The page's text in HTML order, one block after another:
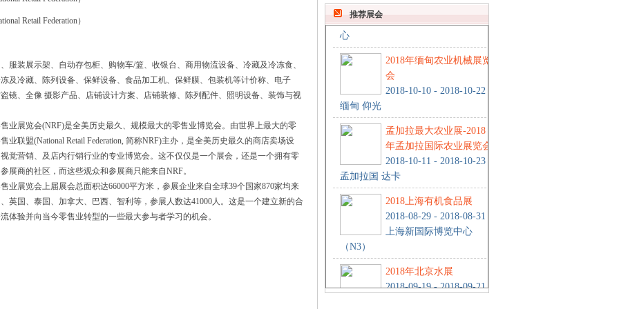
Retail Federation）
展示架、自动存包柜、购物车/篮、收银台、商用物流设备、冷藏及冷冻食、
及冷藏、陈列设备、保鲜设备、食品加工机、保鲜膜、包装机等计价称、电子
镜、全像 摄影产品、店铺设计方案、店铺装修、陈列配件、照明设备、装饰与视
展览会(NRF)是全美历史最久、规模最大的零售业博览会。由世界上最大的零
业联盟(National Retail Federation, 简称NRF)主办，是全美历史最久的商店卖场设
觉营销、及店内行销行业的专业博览会。这不仅仅是一个展会，还是一个拥有零
展商的社区，而这些观众和参展商只能来自NRF。
览会上届展会总面积达66000平方米，参展企业来自全球39个国家870家均来
英国、泰国、加拿大、巴西、智利等，参展人数达41000人。这是一个建立新的合
体验并向当今零售业转型的一些最大参与者学习的机会。
推荐展会
阿尔及利亚， 阿尔及尔国际展览中
心
2018年缅甸农业机械展览
会
2018-10-10 - 2018-10-22
缅甸 仰光
孟加拉最大农业展-2018
年孟加拉国际农业展览会
2018-10-11 - 2018-10-23
孟加拉国 达卡
2018上海有机食品展
2018-08-29 - 2018-08-31
上海新国际博览中心
（N3）
2018年北京水展
2018-09-19 - 2018-09-21
北京 中国国际展览中心